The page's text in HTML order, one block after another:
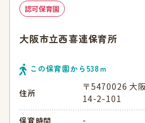
認可保育園
大阪市立西喜連保育所
この保育園から538ｍ
住所
〒5470026 大
14-2-101
保育時間 -